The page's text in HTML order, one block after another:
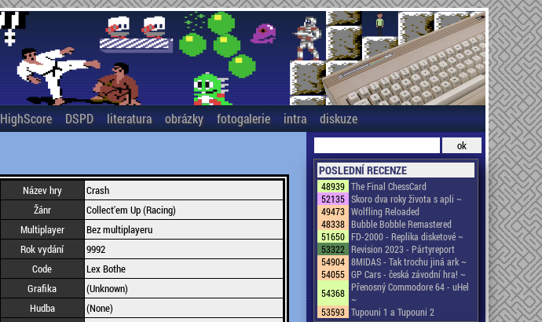
HighScore DSPD literatura obrázky fotogalerie intra diskuze
Název hry
Crash
Žánr
Collect'em Up (Racing)
Multiplayer
Bez multiplayeru
Rok vydání
9992
Code
Lex Bothe
Grafika
(Unknown)
Hudba
(None)
POSLEDNÍ RECENZE
48939 The Final ChessCard
52135 Skoro dva roky života s apli ~
49473 Wolfling Reloaded
48338 Bubble Bobble Remastered
51650 FD-2000 - Replika disketové ~
53322 Revision 2023 - Pártyreport
54904 8MIDAS - Tak trochu jiná ark ~
54055 GP Cars - česká závodní hra! ~
54368 Přenosný Commodore 64 - uHel
~
53593 Tupouni 1 a Tupouni 2